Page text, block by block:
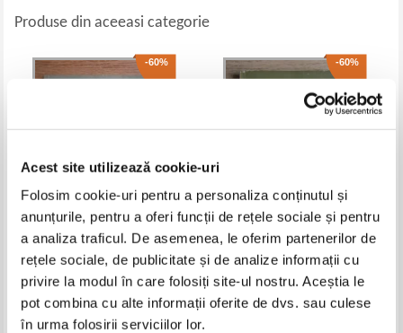
Acest site utilizează cookie-uri
Folosim cookie-uri pentru a personaliza conținutul și
anunțurile, pentru a oferi funcții de rețele sociale și pentru
a analiza traficul. De asemenea, le oferim partenerilor de
rețele sociale, de publicitate și de analize informații cu
privire la modul în care folosiți site-ul nostru. Aceștia le
pot combina cu alte informații oferite de dvs. sau culese
în urma folosirii serviciilor lor.
Produse din aceeasi categorie
-60%
Heinz Stanescu - Tilman
Riemenschneider. Maestrii artei
universale
Pret: 10,00Lei 4,00 Lei
Adaugă în coș
-60%
Lelia Rudascu - Probleme de
arta plastica
Pret:10,00Lei 4,00 Lei
Adaugă în coș